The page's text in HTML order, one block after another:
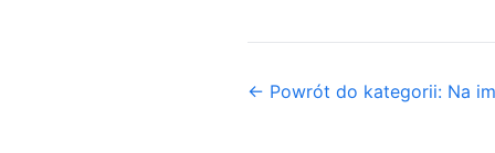
← Powrót do kategorii: Na